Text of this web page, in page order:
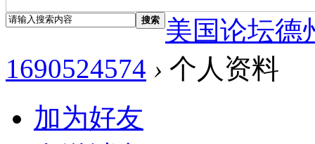
搜索
美国论坛德
1690524574 › 个人资料
加为好友